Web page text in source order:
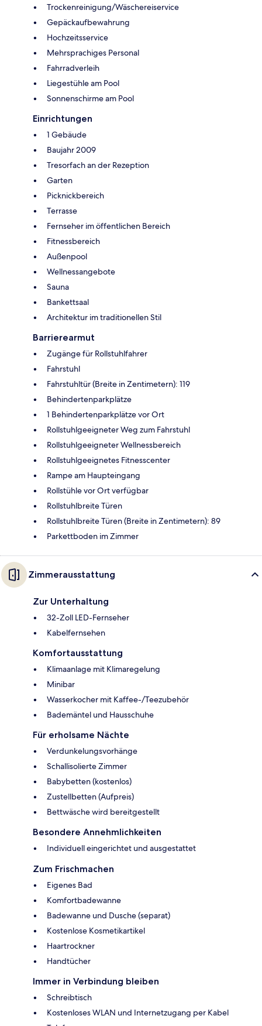
Trockenreinigung/Wäschereiservice
Gepäckaufbewahrung
Hochzeitsservice
Mehrsprachiges Personal
Fahrradverleih
Liegestühle am Pool
Sonnenschirme am Pool
Einrichtungen
1 Gebäude
Baujahr 2009
Tresorfach an der Rezeption
Garten
Picknickbereich
Terrasse
Fernseher im öffentlichen Bereich
Fitnessbereich
Außenpool
Wellnessangebote
Sauna
Bankettsaal
Architektur im traditionellen Stil
Barrierearmut
Zugänge für Rollstuhlfahrer
Fahrstuhl
Fahrstuhltür (Breite in Zentimetern): 119
Behindertenparkplätze
1 Behindertenparkplätze vor Ort
Rollstuhlgeeigneter Weg zum Fahrstuhl
Rollstuhlgeeigneter Wellnessbereich
Rollstuhlgeeignetes Fitnesscenter
Rampe am Haupteingang
Rollstühle vor Ort verfügbar
Rollstuhlbreite Türen
Rollstuhlbreite Türen (Breite in Zentimetern): 89
Parkettboden im Zimmer
Zimmerausstattung
Zur Unterhaltung
32-Zoll LED-Fernseher
Kabelfernsehen
Komfortausstattung
Klimaanlage mit Klimaregelung
Minibar
Wasserkocher mit Kaffee-/Teezubehör
Bademäntel und Hausschuhe
Für erholsame Nächte
Verdunkelungsvorhänge
Schallisolierte Zimmer
Babybetten (kostenlos)
Zustellbetten (Aufpreis)
Bettwäsche wird bereitgestellt
Besondere Annehmlichkeiten
Individuell eingerichtet und ausgestattet
Zum Frischmachen
Eigenes Bad
Komfortbadewanne
Badewanne und Dusche (separat)
Kostenlose Kosmetikartikel
Haartrockner
Handtücher
Immer in Verbindung bleiben
Schreibtisch
Kostenloses WLAN und Internetzugang per Kabel